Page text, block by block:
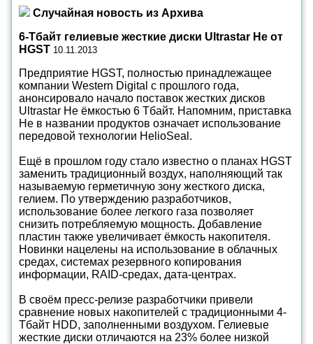
Случайная новость из Архива
6-Тбайт гелиевые жесткие диски Ultrastar He от
HGST 10.11.2013
Предприятие HGST, полностью принадлежащее
компании Western Digital с прошлого года,
анонсировало начало поставок жестких дисков
Ultrastar He ёмкостью 6 Тбайт. Напомним, приставка
He в названии продуктов означает использование
передовой технологии HelioSeal.
Ещё в прошлом году стало известно о планах HGST
заменить традиционный воздух, наполняющий так
называемую герметичную зону жесткого диска,
гелием. По утверждению разработчиков,
использование более легкого газа позволяет
снизить потребляемую мощность. Добавление
пластин также увеличивает ёмкость накопителя.
Новинки нацелены на использование в облачных
средах, системах резервного копирования
информации, RAID-средах, дата-центрах.
В своём пресс-релизе разработчики привели
сравнение новых накопителей с традиционными 4-
Тбайт HDD, заполненными воздухом. Гелиевые
жесткие диски отличаются на 23% более низкой